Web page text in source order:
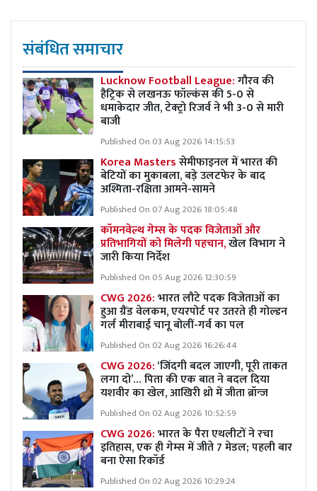
संबंधित समाचार
Lucknow Football League:गौरव की
हैट्रिक से लखनऊ फॉल्कंस की 5-0 से
धमाकेदार जीत, टेक्ट्रो रिजर्व ने भी 3-0 से मारी
बाजी
Published On 03 Aug 2026 14:15:53
Korea Mastersसेमीफाइनल में भारत की
बेटियों का मुकाबला, बड़े उलटफेर के बाद
अश्मिता-रक्षिता आमने-सामने
Published On 07 Aug 2026 18:05:48
कॉमनवेल्थ गेम्स के पदक विजेताओं और
प्रतिभागियों को मिलेगी पहचान,खेल विभाग ने
जारी किया निर्देश
Published On 05 Aug 2026 12:30:59
CWG 2026:भारत लौटे पदक विजेताओं का
हुआ ग्रैंड वेलकम, एयरपोर्ट पर उतरते ही गोल्डन
गर्ल मीराबाई चानू बोलीं-गर्व का पल
Published On 02 Aug 2026 16:26:44
CWG 2026:‘जिंदगी बदल जाएगी, पूरी ताकत
लगा दो’… पिता की एक बात ने बदल दिया
यशवीर का खेल, आखिरी थ्रो में जीता ब्रॉन्ज
Published On 02 Aug 2026 10:52:59
CWG 2026:भारत के पैरा एथलीटों ने रचा
इतिहास, एक ही गेम्स में जीते 7 मेडल; पहली बार
बना ऐसा रिकॉर्ड
Published On 02 Aug 2026 10:29:24